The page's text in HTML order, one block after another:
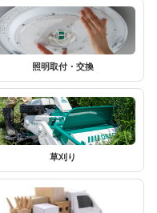
照明取付・交換
草刈り